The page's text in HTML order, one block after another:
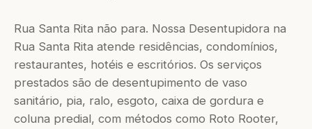
Rua Santa Rita não para. Nossa Desentupidora na
Rua Santa Rita atende residências, condomínios,
restaurantes, hotéis e escritórios. Os serviços
prestados são de desentupimento de vaso
sanitário, pia, ralo, esgoto, caixa de gordura e
coluna predial, com métodos como Roto Rooter,